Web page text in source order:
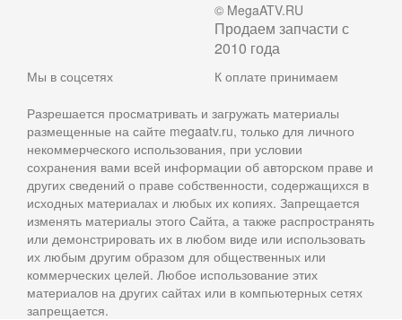
© MegaATV.RU
Продаем запчасти с
2010 года
Мы в соцсетях К оплате принимаем
Разрешается просматривать и загружать материалы
размещенные на сайте megaatv.ru, только для личного
некоммерческого использования, при условии
сохранения вами всей информации об авторском праве и
других сведений о праве собственности, содержащихся в
исходных материалах и любых их копиях. Запрещается
изменять материалы этого Сайта, а также распространять
или демонстрировать их в любом виде или использовать
их любым другим образом для общественных или
коммерческих целей. Любое использование этих
материалов на других сайтах или в компьютерных сетях
запрещается.